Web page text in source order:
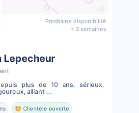
Prochaine disponibilité
< 3 semaines
Lepecheur
plus de 10 ans, sérieux,
alliant ...
🤩 Clientèle ouverte